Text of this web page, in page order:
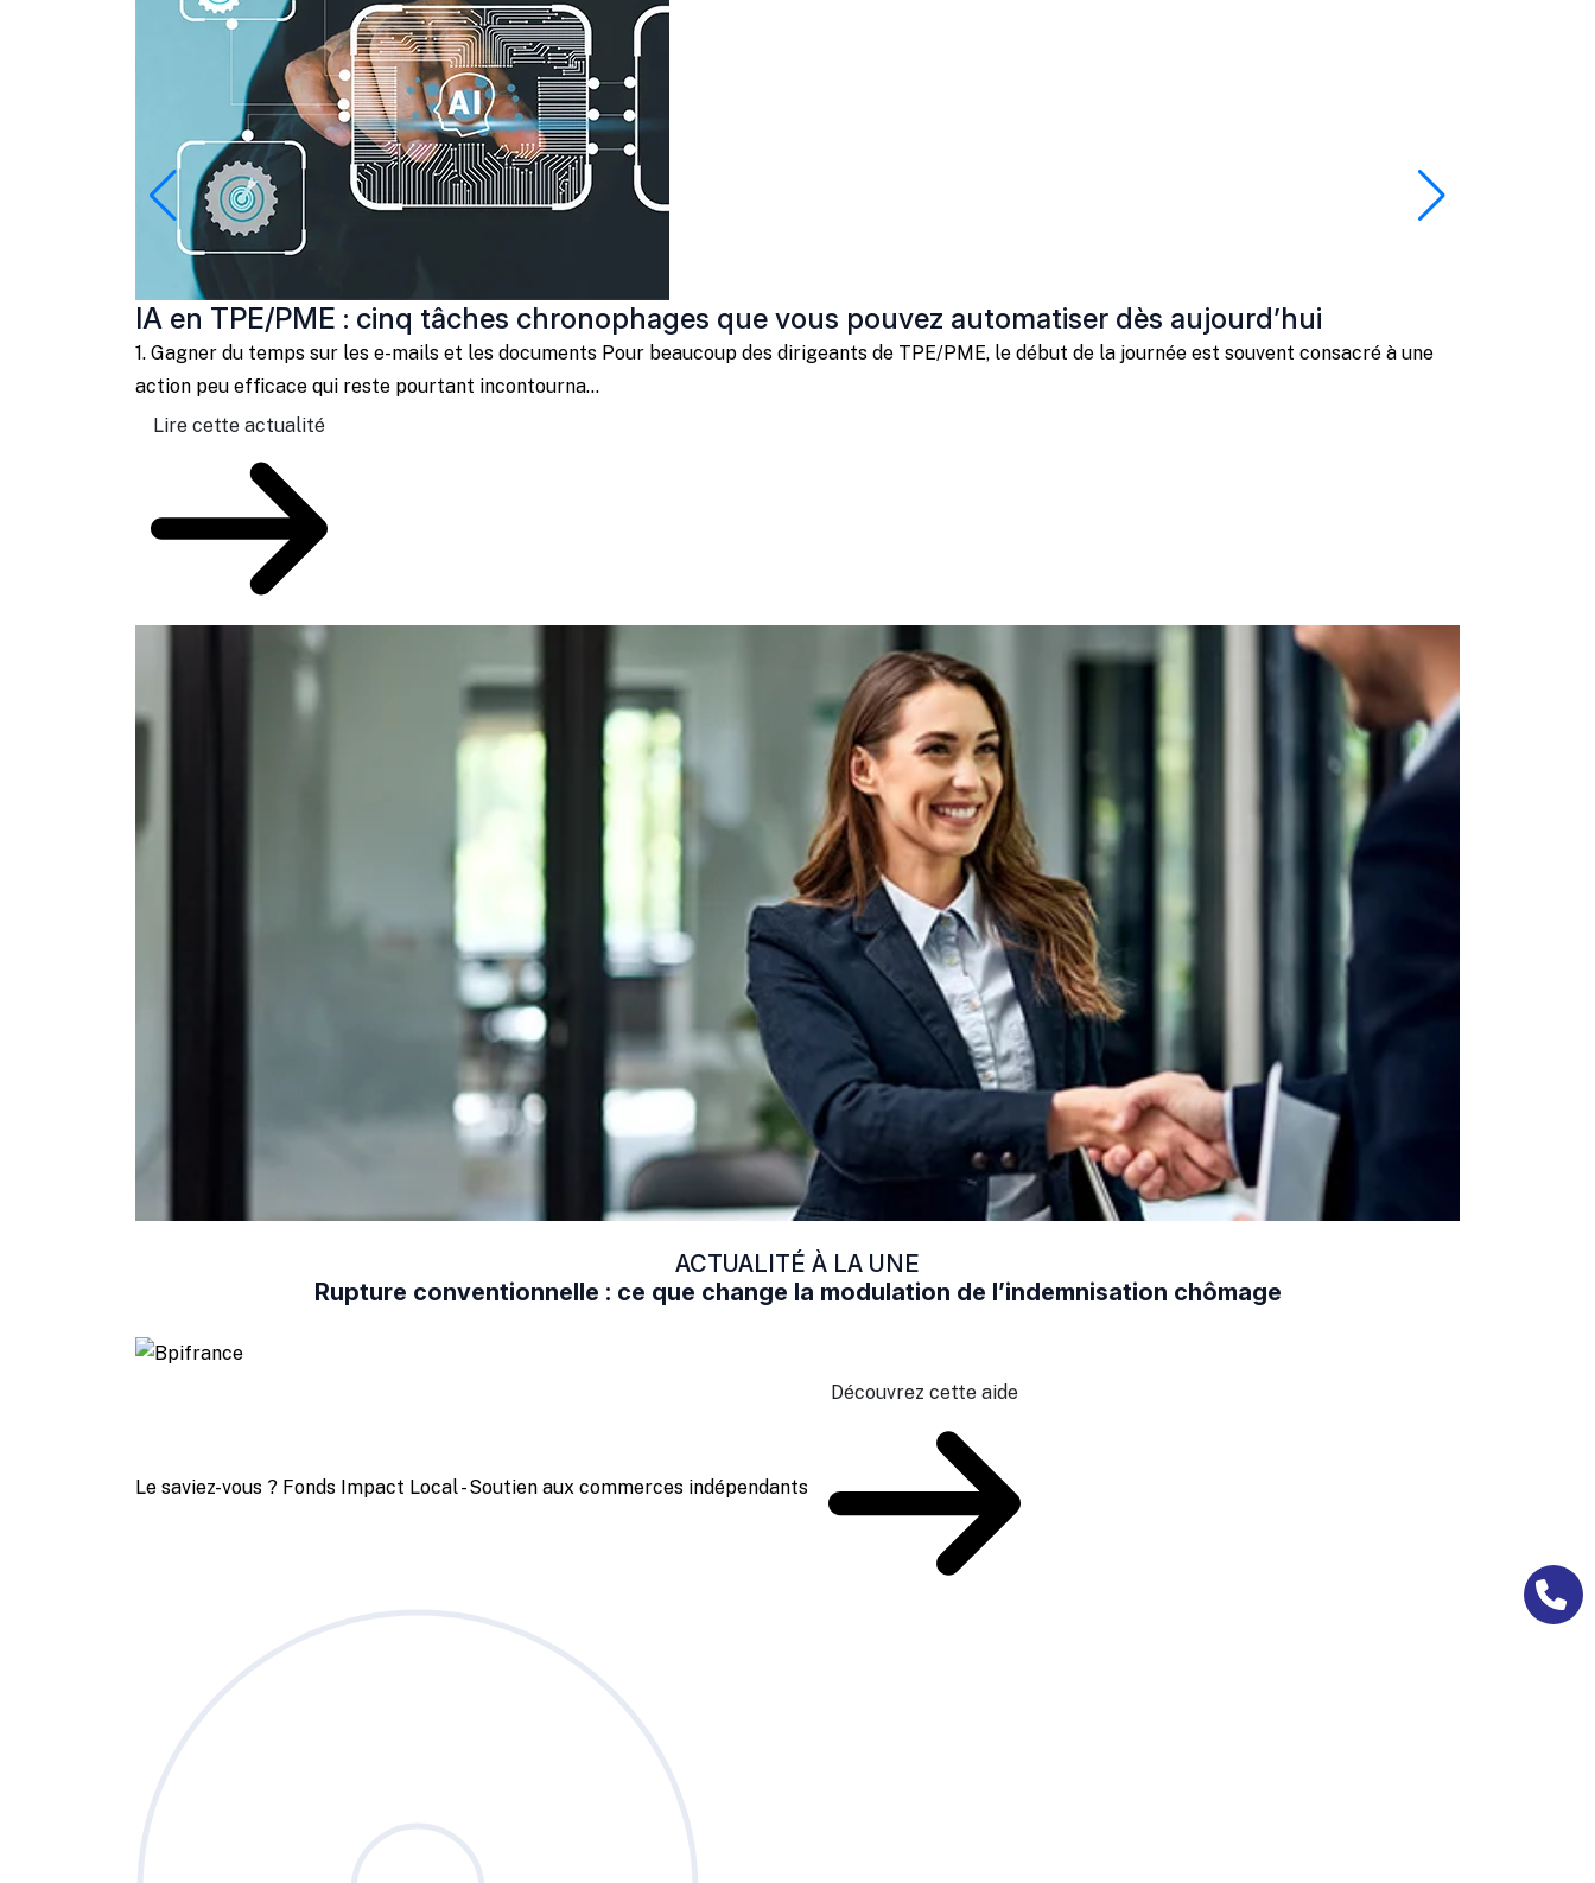
IA en TPE/PME : cinq tâches chronophages que vous pouvez automatiser dès aujourd’hui
1. Gagner du temps sur les e-mails et les documents Pour beaucoup des dirigeants de TPE/PME, le début de la journée est souvent consacré à une
action peu efficace qui reste pourtant incontourna...
Lire cette actualité
ACTUALITÉ À LA UNE
Rupture conventionnelle : ce que change la modulation de l’indemnisation chômage
Le saviez-vous ? Fonds Impact Local - Soutien aux commerces indépendants
Découvrez cette aide